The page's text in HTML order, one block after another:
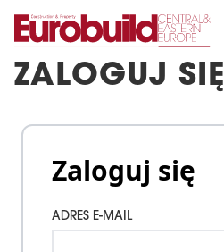
ZALOGUJ SIĘ
Zaloguj się
ADRES E-MAIL